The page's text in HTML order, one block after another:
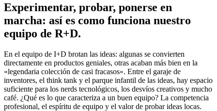
Experimentar, probar, ponerse en
marcha: así es como funciona nuestro
equipo de R+D.
En el equipo de I+D brotan las ideas: algunas se convierten
directamente en productos geniales, otras acaban más bien en la
«legendaria colección de casi fracasos». Entre el garaje de
inventores, el think tank y el parque infantil de las ideas, hay espacio
suficiente para los nerds tecnológicos, los desvíos creativos y mucho
café. ¿Qué es lo que caracteriza a un buen equipo? La competencia
profesional, el espíritu de equipo y el valor de probar ideas locas.